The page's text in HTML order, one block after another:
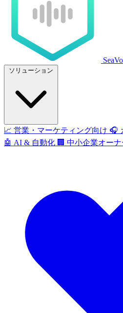
ソリューション
📈 営業・マーケティング向け 🎧
🤖 AI & 自動化 🏢 中小企業オーナ